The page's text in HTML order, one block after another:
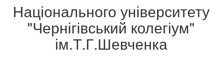
Національного університету
"Чернігівський колегіум"
ім.Т.Г.Шевченка